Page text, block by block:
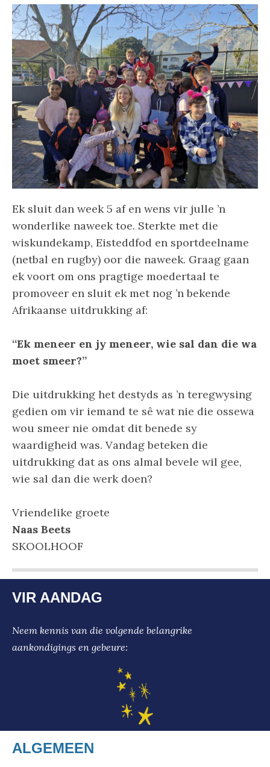
Ek sluit dan week 5 af en wens vir julle ’n
wonderlike naweek toe. Sterkte met die
wiskundekamp, Eisteddfod en sportdeelname
(netbal en rugby) oor die naweek. Graag gaan
ek voort om ons pragtige moedertaal te
promoveer en sluit ek met nog ’n bekende
Afrikaanse uitdrukking af:
“Ek meneer en jy meneer, wie sal dan die wa
moet smeer?”
Die uitdrukking het destyds as ’n teregwysing
gedien om vir iemand te sê wat nie die ossewa
wou smeer nie omdat dit benede sy
waardigheid was. Vandag beteken die
uitdrukking dat as ons almal bevele wil gee,
wie sal dan die werk doen?
Vriendelike groete
Naas Beets
SKOOLHOOF
VIR AANDAG
Neem kennis van die volgende belangrike
aankondigings en gebeure:
ALGEMEEN